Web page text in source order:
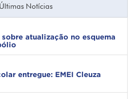
Últimas Notícias
atualização no esquema
entregue: EMEI Cleuza